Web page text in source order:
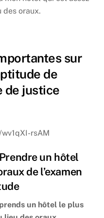
des oraux.
sur
de
de justice
rsAM
un hôtel
de l’examen
un hôtel le plus